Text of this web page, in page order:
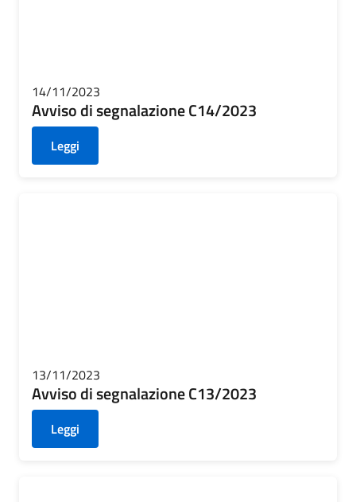
14/11/2023
Avviso di segnalazione C14/2023
Leggi
13/11/2023
Avviso di segnalazione C13/2023
Leggi